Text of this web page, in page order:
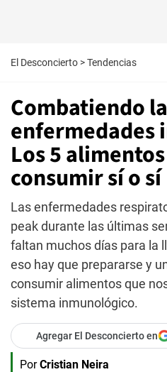
El Desconcierto >Tendencias
Combatiendo
enfermedades
Los 5
consumir sí o sí
Las enfermedades
peak durante las últimas
faltan muchos días para la
eso hay que prepararse y
consumir alimentos que
sistema inmunológico.
Agregar El Desconcierto en
Por Cristian Neira